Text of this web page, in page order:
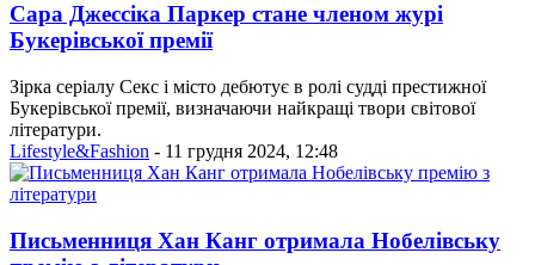
Сара Джессіка Паркер стане членом журі
Букерівської премії
Зірка серіалу Секс і місто дебютує в ролі судді престижної
Букерівської премії, визначаючи найкращі твори світової
літератури.
Lifestyle&Fashion - 11 грудня 2024, 12:48
Письменниця Хан Канг отримала Нобелівську